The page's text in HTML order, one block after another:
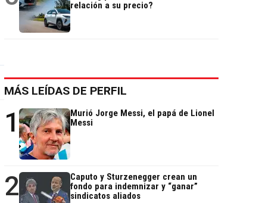
relación a su precio?
MÁS LEÍDAS DE PERFIL
1
Murió Jorge Messi, el papá de Lionel
Messi
2
Caputo y Sturzenegger crean un
fondo para indemnizar y “ganar”
sindicatos aliados